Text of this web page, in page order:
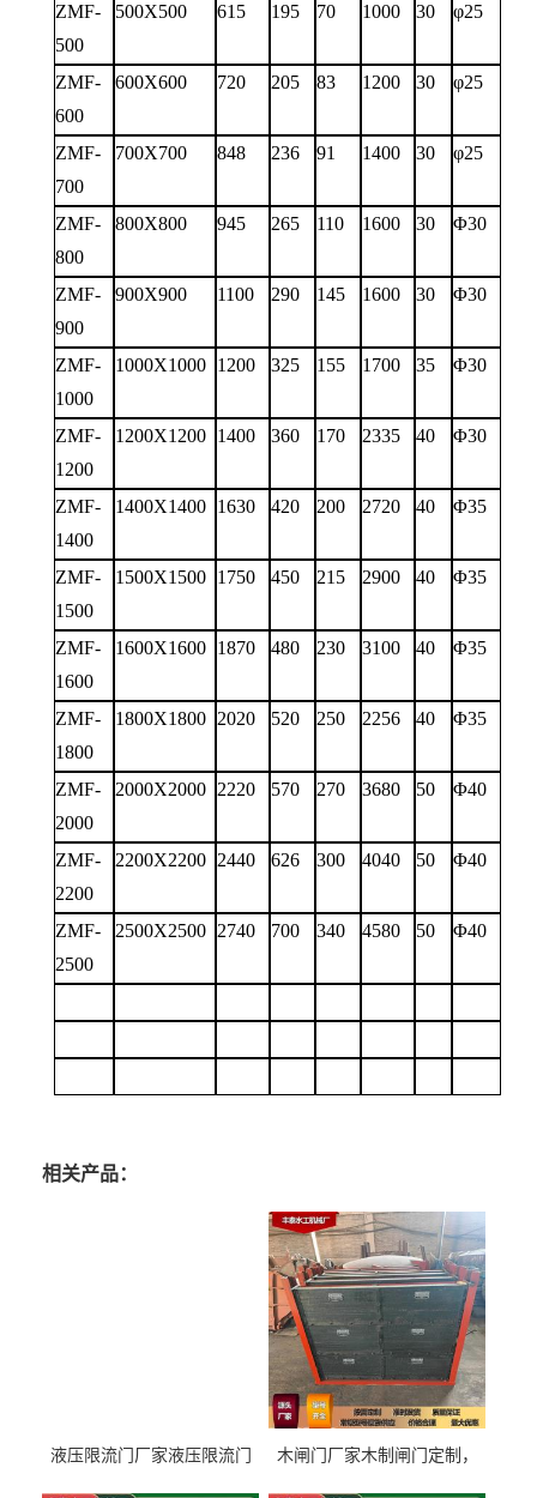
ZMF-
500
500X500 615 195 70 1000 30 φ25
ZMF-
600
600X600 720 205 83 1200 30 φ25
ZMF-
700
700X700 848 236 91 1400 30 φ25
ZMF-
800
800X800 945 265 110 1600 30 Φ30
ZMF-
900
900X900 1100 290 145 1600 30 Φ30
ZMF-
1000
1000X1000 1200 325 155 1700 35 Φ30
ZMF-
1200
1200X1200 1400 360 170 2335 40 Φ30
ZMF-
1400
1400X1400 1630 420 200 2720 40 Φ35
ZMF-
1500
1500X1500 1750 450 215 2900 40 Φ35
ZMF-
1600
1600X1600 1870 480 230 3100 40 Φ35
ZMF-
1800
1800X1800 2020 520 250 2256 40 Φ35
ZMF-
2000
2000X2000 2220 570 270 3680 50 Φ40
ZMF-
2200
2200X2200 2440 626 300 4040 50 Φ40
ZMF-
2500
2500X2500 2740 700 340 4580 50 Φ40
相关产品：
液压限流门厂家液压限流门
木闸门厂家木制闸门定制，